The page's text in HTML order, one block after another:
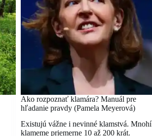
Ako rozpoznať klamára? Manuál pre
hľadanie pravdy (Pamela Meyerová)
Existujú vážne i nevinné klamstvá. Mnohí
klameme priemerne 10 až 200 krát.